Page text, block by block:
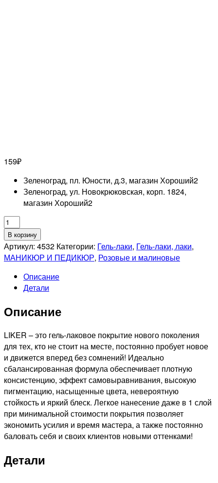
159₽
Зеленоград, пл. Юности, д.3, магазин Хороший2
Зеленоград, ул. Новокрюковская, корп. 1824,
магазин Хороший2
Количество
товара
RUNAIL
Гель-
Liker,
9мл
В корзину
Артикул: 4532 Категории: Гель-лаки, Гель-лаки, лаки,
МАНИКЮР И ПЕДИКЮР, Розовые и малиновые
Описание
Детали
Описание
LIKER – это гель-лаковое покрытие нового поколения
для тех, кто не стоит на месте, постоянно пробует новое
и движется вперед без сомнений! Идеально
сбалансированная формула обеспечивает плотную
консистенцию, эффект самовыравнивания, высокую
пигментацию, насыщенные цвета, невероятную
стойкость и яркий блеск. Легкое нанесение даже в 1 слой
при минимальной стоимости покрытия позволяет
экономить усилия и время мастера, а также постоянно
баловать себя и своих клиентов новыми оттенками!
Детали